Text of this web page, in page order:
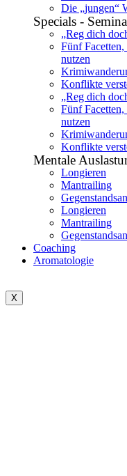
Die „jungen“
Specials -
„Reg dich
Fünf
nutzen
Konflikte
„Reg dich
Fünf
nutzen
Konflikte
Mentale
Longieren
Mantrailing
Longieren
Mantrailing
Coaching
Aromatologie
X